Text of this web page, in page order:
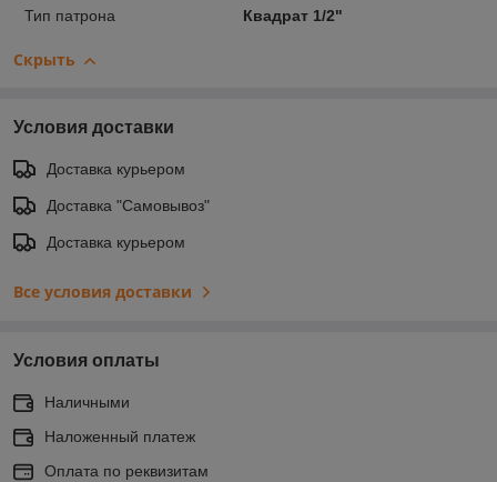
Тип патрона Квадрат 1/2"
Скрыть
Условия доставки
Доставка курьером
Доставка "Самовывоз"
Доставка курьером
Все условия доставки
Условия оплаты
Наличными
Наложенный платеж
Оплата по реквизитам